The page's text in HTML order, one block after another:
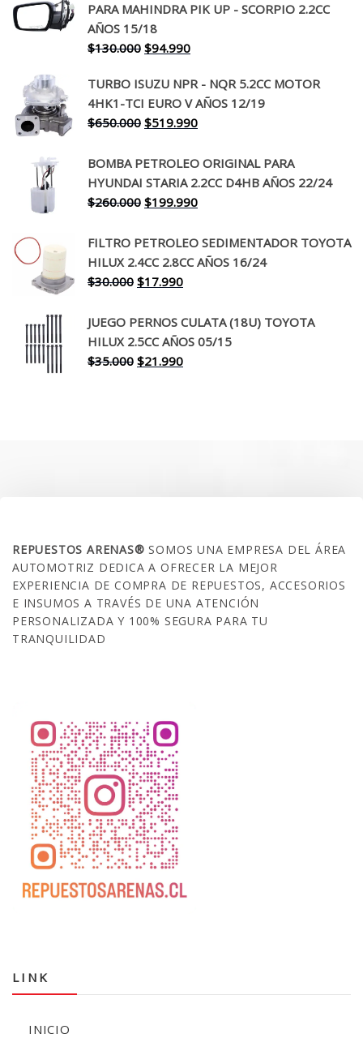
PARA MAHINDRA PIK UP - SCORPIO 2.2CC
AÑOS 15/18
$130.000 El
original
era:
$130.000.
$94.990El
actual
es:
$94.990.
TURBO ISUZU NPR - NQR 5.2CC MOTOR
4HK1-TCI EURO V AÑOS 12/19
$650.000 El
original
era:
$650.000.
$519.990El
actual
es:
$519.990.
BOMBA PETROLEO ORIGINAL PARA
HYUNDAI STARIA 2.2CC D4HB AÑOS 22/24
$260.000 El
original
era:
$260.000.
$199.990El
actual
es:
FILTRO PETROLEO SEDIMENTADOR TOYOTA
HILUX 2.4CC 2.8CC AÑOS 16/24
$30.000 El
original
era:
$30.000.
$17.990El
actual
es:
$17.990.
JUEGO PERNOS CULATA (18U) TOYOTA
HILUX 2.5CC AÑOS 05/15
$35.000 El
$21.990El
REPUESTOS ARENAS®SOMOS UNA EMPRESA DEL ÁREA
AUTOMOTRIZ DEDICA A OFRECER LA MEJOR
EXPERIENCIA DE COMPRA DE REPUESTOS, ACCESORIOS
E INSUMOS A TRAVÉS DE UNA ATENCIÓN
PERSONALIZADA Y 100% SEGURA PARA TU
TRANQUILIDAD
LINK
INICIO